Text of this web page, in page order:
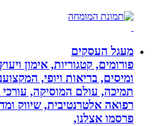
מעגל העסקים
פורומים, קטגוריות, אימון ויעוץ,
ומיסים, בריאות ויופי, המקצוענים,
תמיכה, עולם המוסיקה, עורכי דין,
רפואה אלטרנטיבית, שיווק ומדיה,
פרסמו אצלנו,